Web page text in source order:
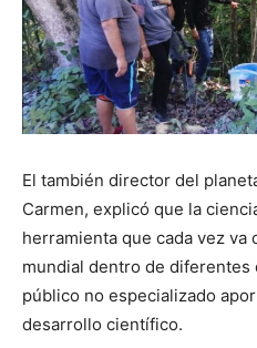
El también director del
Carmen, explicó que la
herramienta que cada vez va
mundial dentro de diferentes
público no especializado
desarrollo científico.